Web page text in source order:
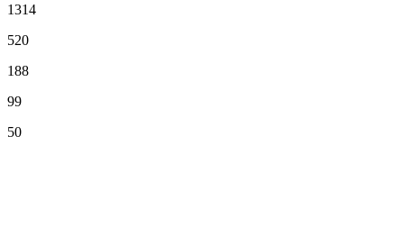
1314
520
188
99
50